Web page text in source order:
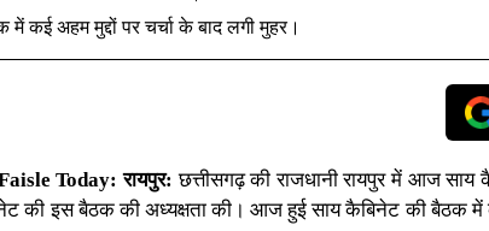
कई अहम मुद्दों पर चर्चा के बाद लगी मुहर।
Today: रायपुर: छत्तीसगढ़कीराजधानी रायपुरमें आज साय
की इस बैठक की अध्यक्षता की। आज हुई साय कैबिनेट की बैठक में